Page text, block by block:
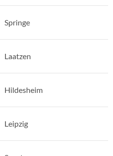
Springe
Laatzen
Hildesheim
Leipzig